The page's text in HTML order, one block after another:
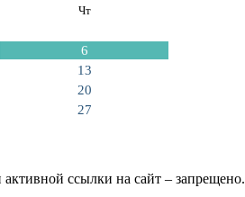
Чт
6
13
20
27
ссылки на сайт – запрещено.